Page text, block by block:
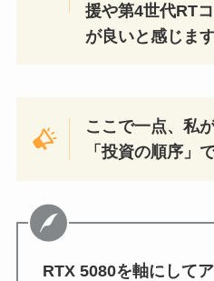
援や第4世代RT
が良いと感じます
ここで一点、私
「投資の順序」で
RTX 5080を軸にして